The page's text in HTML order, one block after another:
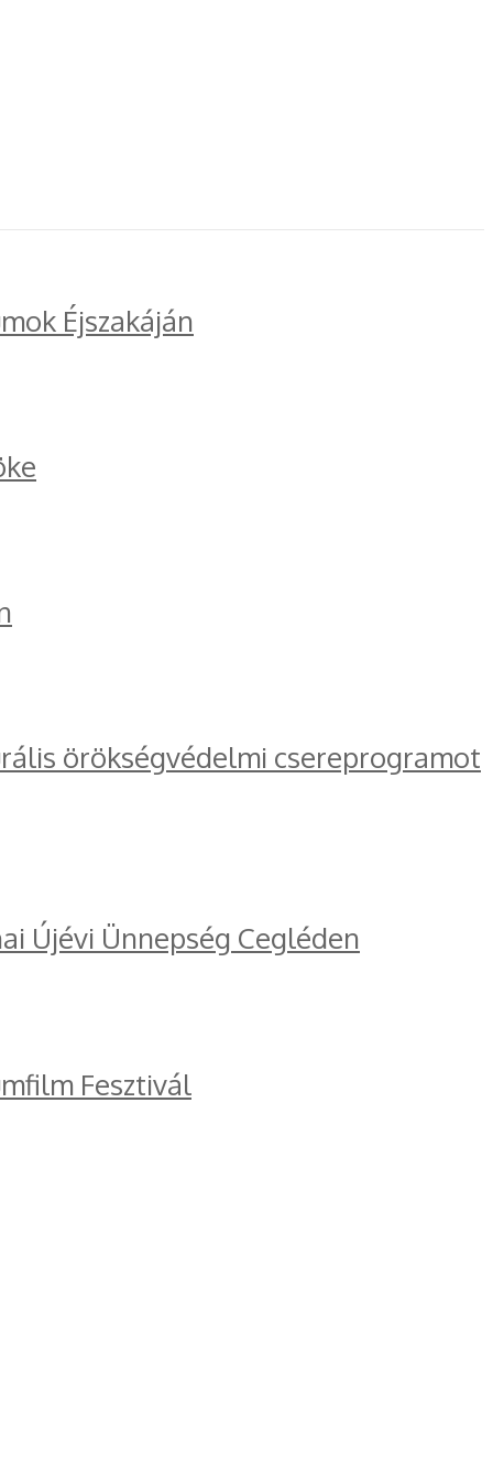
Éjszakáján
örökségvédelmi csereprogramot
Újévi Ünnepség Cegléden
Fesztivál